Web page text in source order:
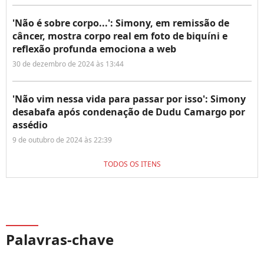
'Não é sobre corpo...': Simony, em remissão de
câncer, mostra corpo real em foto de biquíni e
reflexão profunda emociona a web
30 de dezembro de 2024 às 13:44
'Não vim nessa vida para passar por isso': Simony
desabafa após condenação de Dudu Camargo por
assédio
9 de outubro de 2024 às 22:39
TODOS OS ITENS
Palavras-chave